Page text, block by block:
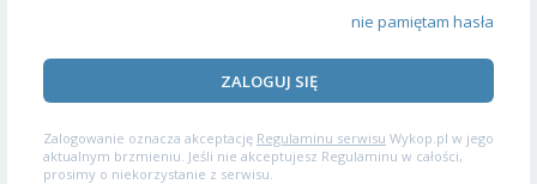
nie pamiętam hasła
ZALOGUJ SIĘ
Zalogowanie oznacza akceptację Regulaminu serwisu Wykop.pl w jego
aktualnym brzmieniu. Jeśli nie akceptujesz Regulaminu w całości,
prosimy o niekorzystanie z serwisu.